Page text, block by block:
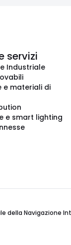
servizi
Industriale
e materiali di
e smart lighting
della Navigazione